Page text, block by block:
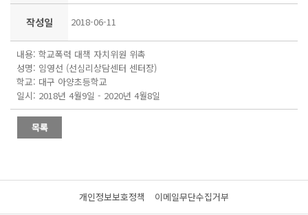
작성일 2018-06-11
내용: 학교폭력 대책 자치위원 위촉
성명: 임영선 (선심리상담센터 센터장)
학교: 대구 아양초등학교
일시: 2018년 4월9일 - 2020년 4월8일
개인정보보호정책 이메일무단수집거부